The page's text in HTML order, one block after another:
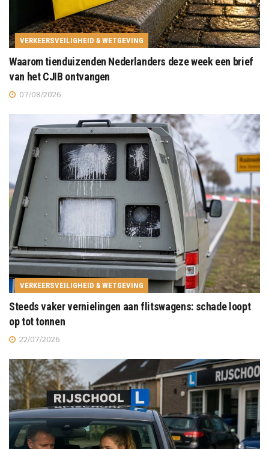
VERKEERSVEILIGHEID & WETGEVING
Waarom tienduizenden Nederlanders deze week een brief
van het CJIB ontvangen
07/08/2026
VERKEERSVEILIGHEID & WETGEVING
Steeds vaker vernielingen aan flitswagens: schade loopt
op tot tonnen
22/07/2026